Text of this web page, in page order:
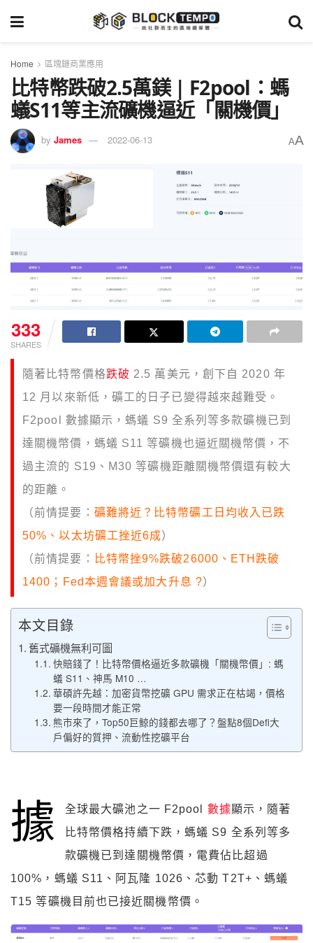
Home 區塊鏈商業應用
比特幣跌破2.5萬鎂 | F2pool：螞
蟻S11等主流礦機逼近「關機價」
by James 2022-06-13 AA
333
SHARES
隨著比特幣價格跌破 2.5 萬美元，創下自 2020 年
12 月以來新低，礦工的日子已變得越來越難受。
F2pool 數據顯示，螞蟻 S9 全系列等多款礦機已到
達關機幣價，螞蟻 S11 等礦機也逼近關機幣價，不
過主流的 S19、M30 等礦機距離關機幣價還有較大
的距離。
（前情提要： 礦難將近？比特幣礦工日均收入已跌
50%、以太坊礦工挫近6成）
（前情提要：
比特幣挫9%跌破26000、ETH跌破
1400；Fed本週會議或加大升息 ?）
本文目錄
舊式礦機無利可圖
快賠錢了！比特幣價格逼近多款礦機「關機幣價」: 螞
蟻 S11、神馬 M10 …
華碩許先越：加密貨幣挖礦 GPU 需求正在枯竭，價格
要一段時間才能正常
熊市來了，Top50巨鯨的錢都去哪了？盤點8個Defi大
戶偏好的質押、流動性挖礦平台
據 全球最大礦池之一 F2pool 數據顯示，隨著
比特幣價格持續下跌，螞蟻 S9 全系列等多
款礦機已到達關機幣價，電費佔比超過
100%，螞蟻 S11、阿瓦隆 1026、芯動 T2T+、螞蟻
T15 等礦機目前也已接近關機幣價。